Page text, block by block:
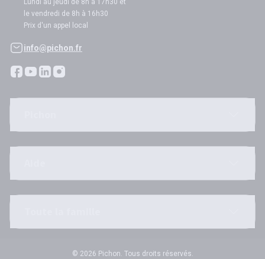
Lundi au jeudi de 8h à 17h30 et
le vendredi de 8h à 16h30
Prix d'un appel local
info@pichon.fr
© 2026 Pichon. Tous droits réservés.